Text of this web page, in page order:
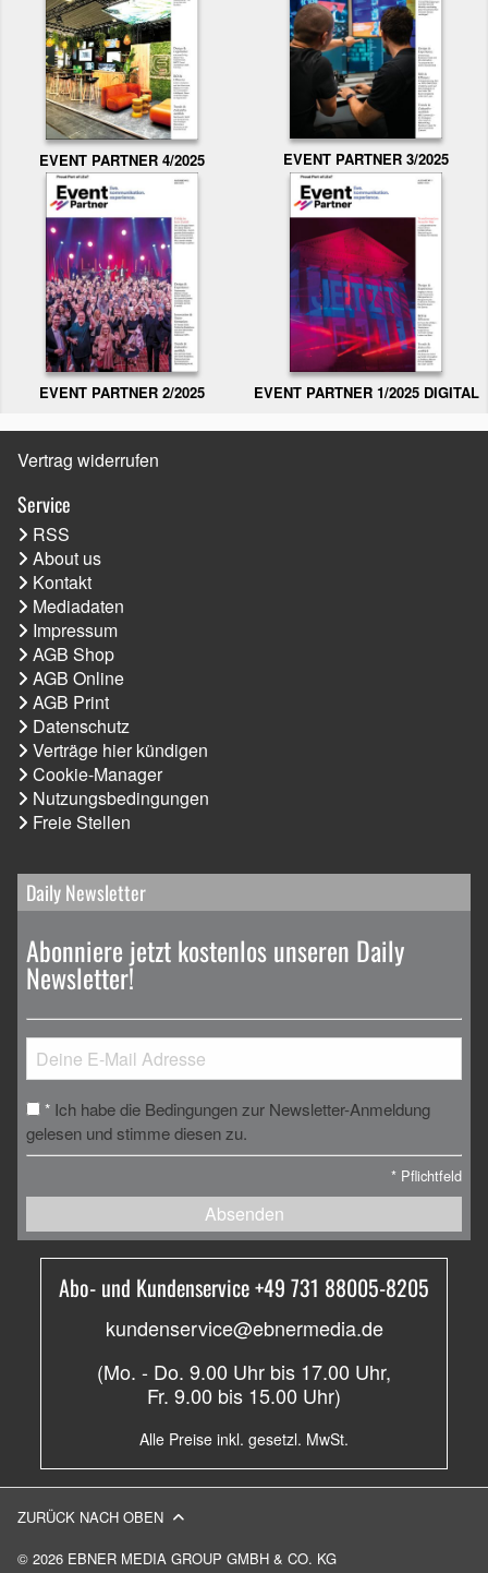
EVENT PARTNER 4/2025 EVENT PARTNER 3/2025
EVENT PARTNER 2/2025 EVENT PARTNER 1/2025 DIGITAL
Vertrag widerrufen
Service
RSS
About us
Kontakt
Mediadaten
Impressum
AGB Shop
AGB Online
AGB Print
Datenschutz
Verträge hier kündigen
Cookie-Manager
Nutzungsbedingungen
Freie Stellen
Daily Newsletter
Abonniere jetzt kostenlos unseren Daily
Newsletter!
* Ich habe die Bedingungen zur Newsletter-Anmeldung
gelesen und stimme diesen zu.
* Pflichtfeld
Absenden
Abo- und Kundenservice +49 731 88005-8205
kundenservice@ebnermedia.de
(Mo. - Do. 9.00 Uhr bis 17.00 Uhr,
Fr. 9.00 bis 15.00 Uhr)
Alle Preise inkl. gesetzl. MwSt.
© 2026 EBNER MEDIA GROUP GMBH & CO. KG
ZURÜCK NACH OBEN